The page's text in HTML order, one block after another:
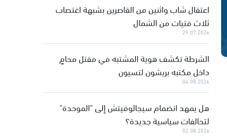
اعتقال شاب واثنين من القاصرين بشبهة اغتصاب
ثلاث فتيات من الشمال
29.07.2026
الشرطة تكشف هوية المشتبه في مقتل محامٍ
داخل مكتبه بريشون لتسيون
04.08.2026
هل يمهد انضمام سيجالوفيتش إلى "الموحدة"
لتحالفات سياسية جديدة؟
02.08.2026